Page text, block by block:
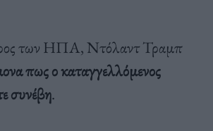
των ΗΠΑ, Ντόλαντ Τραμπ
πως ο καταγγελλόμενος
συνέβη.